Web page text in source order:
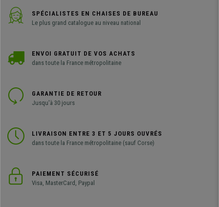
SPÉCIALISTES EN CHAISES DE BUREAU
Le plus grand catalogue au niveau national
ENVOI GRATUIT DE VOS ACHATS
dans toute la France métropolitaine
GARANTIE DE RETOUR
Jusqu'à 30 jours
LIVRAISON ENTRE 3 ET 5 JOURS OUVRÉS
dans toute la France métropolitaine (sauf Corse)
PAIEMENT SÉCURISÉ
Visa, MasterCard, Paypal